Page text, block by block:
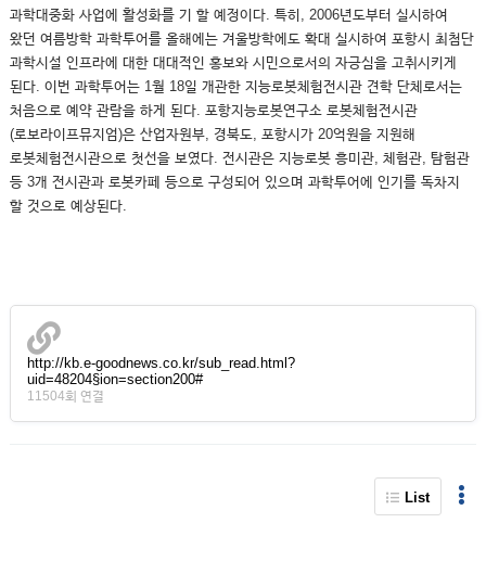
과학대중화 사업에 활성화를 기 할 예정이다. 특히, 2006년도부터 실시하여
왔던 여름방학 과학투어를 올해에는 겨울방학에도 확대 실시하여 포항시 최첨단
과학시설 인프라에 대한 대대적인 홍보와 시민으로서의 자긍심을 고취시키게
된다. 이번 과학투어는 1월 18일 개관한 지능로봇체험전시관 견학 단체로서는
처음으로 예약 관람을 하게 된다. 포항지능로봇연구소 로봇체험전시관
(로보라이프뮤지엄)은 산업자원부, 경북도, 포항시가 20억원을 지원해
로봇체험전시관으로 첫선을 보였다. 전시관은 지능로봇 흥미관, 체험관, 탐험관
등 3개 전시관과 로봇카페 등으로 구성되어 있으며 과학투어에 인기를 독차지
할 것으로 예상된다.
http://kb.e-goodnews.co.kr/sub_read.html?
uid=48204§ion=section200#
11504회 연결
List